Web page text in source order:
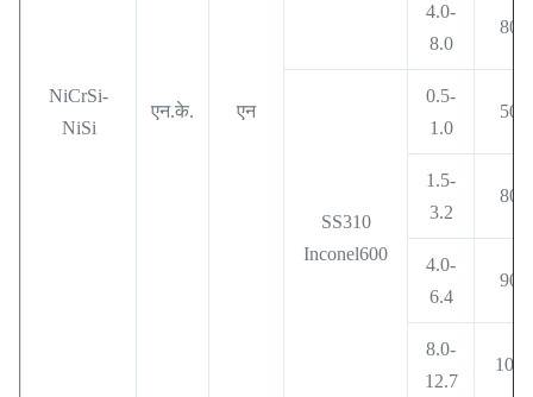
NiCrSi-
NiSi
एन.के. एन
4.0-
8.0
800
SS310
Inconel600
0.5-
1.0
500
1.5-
3.2
800
4.0-
6.4
900
8.0-
12.7
1000